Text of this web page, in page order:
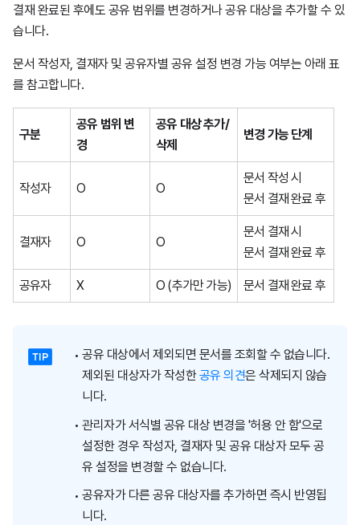
결재 완료된 후에도 공유 범위를 변경하거나 공유 대상을 추가할 수 있
습니다.
문서 작성자, 결재자 및 공유자별 공유 설정 변경 가능 여부는 아래 표
를 참고합니다.
구분
공유 범위 변
경
공유 대상 추가/
삭제
변경 가능 단계
작성자 O O
문서 작성 시
문서 결재 완료 후
결재자 O O
문서 결재 시
문서 결재 완료 후
공유자 X O (추가만 가능) 문서 결재 완료 후
공유 대상에서 제외되면 문서를 조회할 수 없습니다.
제외된 대상자가 작성한공유 의견은 삭제되지 않습
니다.
관리자가 서식별 공유 대상 변경을 '허용 안 함'으로
설정한 경우 작성자, 결재자 및 공유 대상자 모두 공
유 설정을 변경할 수 없습니다.
공유자가 다른 공유 대상자를 추가하면 즉시 반영됩
니다.